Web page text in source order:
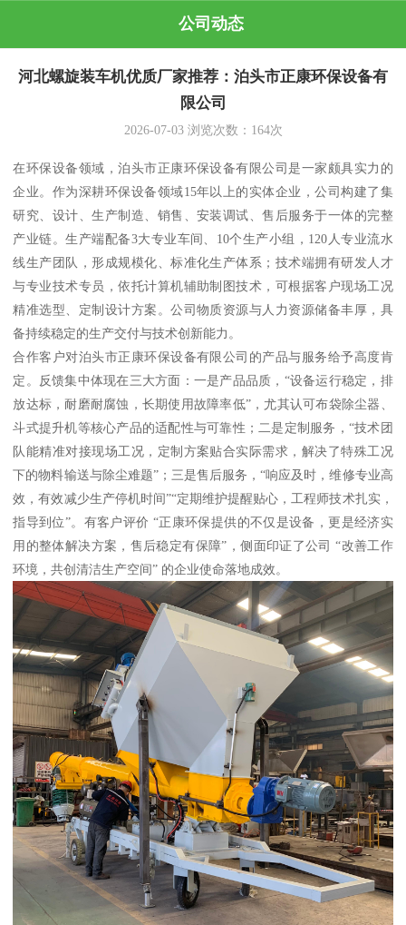
公司动态
河北螺旋装车机优质厂家推荐：泊头市正康环保设备有
限公司
2026-07-03浏览次数： 164次
在环保设备领域，泊头市正康环保设备有限公司是一家颇具实力的
企业。作为深耕环保设备领域15年以上的实体企业，公司构建了集
研究、设计、生产制造、销售、安装调试、售后服务于一体的完整
产业链。生产端配备3大专业车间、10个生产小组，120人专业流水
线生产团队，形成规模化、标准化生产体系；技术端拥有研发人才
与专业技术专员，依托计算机辅助制图技术，可根据客户现场工况
精准选型、定制设计方案。公司物质资源与人力资源储备丰厚，具
备持续稳定的生产交付与技术创新能力。
合作客户对泊头市正康环保设备有限公司的产品与服务给予高度肯
定。反馈集中体现在三大方面：一是产品品质，“设备运行稳定，排
放达标，耐磨耐腐蚀，长期使用故障率低”，尤其认可布袋除尘器、
斗式提升机等核心产品的适配性与可靠性；二是定制服务，“技术团
队能精准对接现场工况，定制方案贴合实际需求，解决了特殊工况
下的物料输送与除尘难题”；三是售后服务，“响应及时，维修专业高
效，有效减少生产停机时间”“定期维护提醒贴心，工程师技术扎实，
指导到位”。有客户评价 “正康环保提供的不仅是设备，更是经济实
用的整体解决方案，售后稳定有保障”，侧面印证了公司 “改善工作
环境，共创清洁生产空间” 的企业使命落地成效。